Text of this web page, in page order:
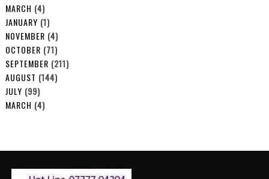
MARCH (4)
JANUARY (1)
NOVEMBER (4)
OCTOBER (71)
SEPTEMBER (211)
AUGUST (144)
JULY (99)
MARCH (4)